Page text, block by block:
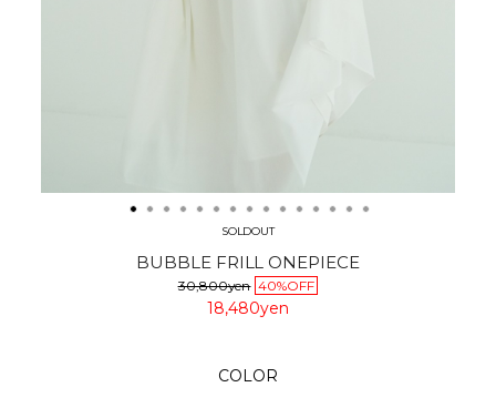
SOLDOUT
BUBBLE FRILL ONEPIECE
30,800yen 40%OFF
18,480yen
COLOR